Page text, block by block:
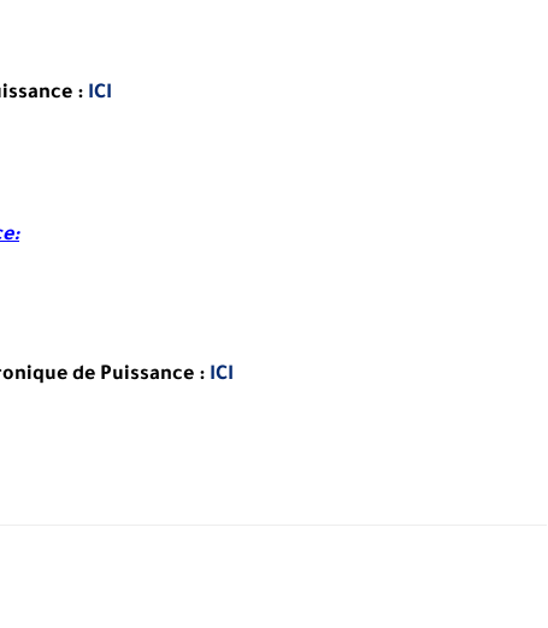
: ICI
:
de Puissance : ICI